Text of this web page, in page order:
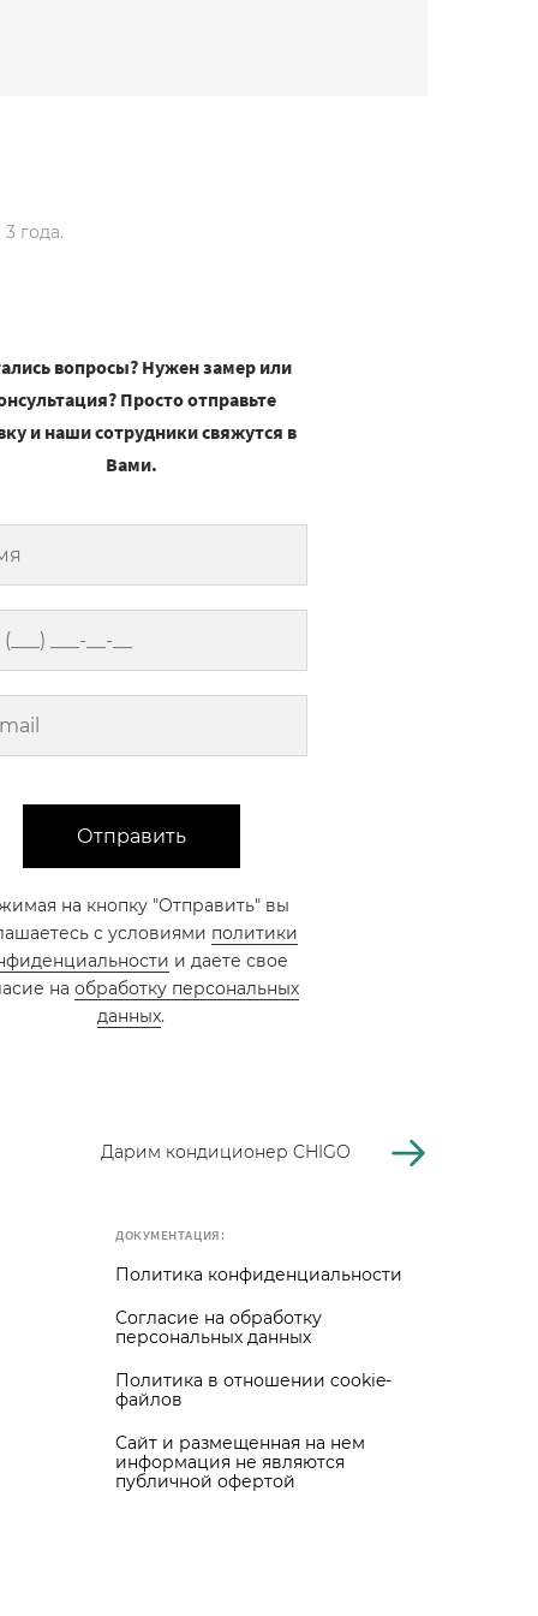
года.
вопросы? Нужен замер или
Просто отправьте
и наши сотрудники свяжутся в
Вами.
Отправить
на кнопку "Отправить" вы
с условиями политики
и даете свое
наобработку персональных
данных.
Дарим кондиционер CHIGO
ДОКУМЕНТАЦИЯ:
Политика конфиденциальности
Согласие на обработку
персональных данных
Политика в отношении cookie-
файлов
Сайт и размещенная на нем
информация не являются
публичной офертой